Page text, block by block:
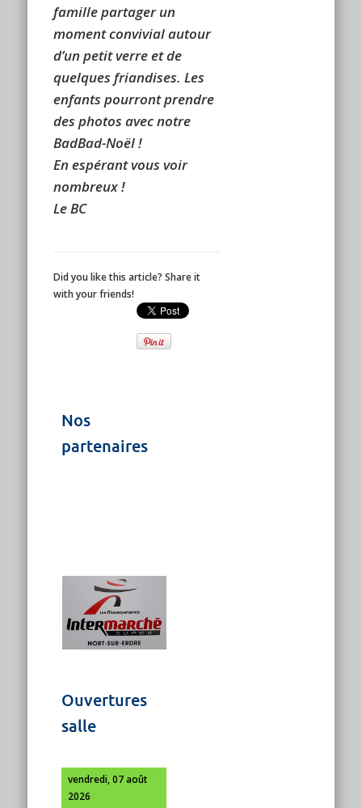
famille partager un
moment convivial autour
d’un petit verre et de
quelques friandises. Les
enfants pourront prendre
des photos avec notre
BadBad-Noël !
En espérant vous voir
nombreux !
Le BC
Did you like this article? Share it
with your friends!
Nos
partenaires
Ouvertures
salle
vendredi, 07 août
2026